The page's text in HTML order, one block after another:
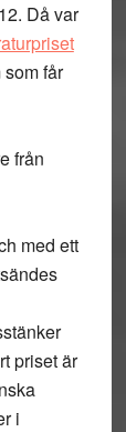
Då var
får
från
med ett
priset är
i